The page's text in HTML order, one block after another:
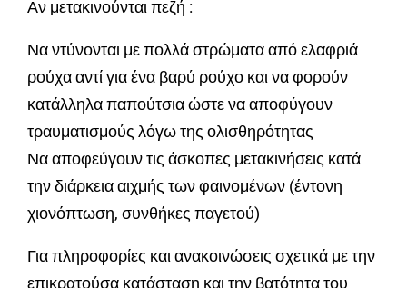
Αν μετακινούνται πεζή :
Να ντύνονται με πολλά στρώματα από ελαφριά
ρούχα αντί για ένα βαρύ ρούχο και να φορούν
κατάλληλα παπούτσια ώστε να αποφύγουν
τραυματισμούς λόγω της ολισθηρότητας
Να αποφεύγουν τις άσκοπες μετακινήσεις κατά
την διάρκεια αιχμής των φαινομένων (έντονη
χιονόπτωση, συνθήκες παγετού)
Για πληροφορίες και ανακοινώσεις σχετικά με την
επικρατούσα κατάσταση και την βατότητα του